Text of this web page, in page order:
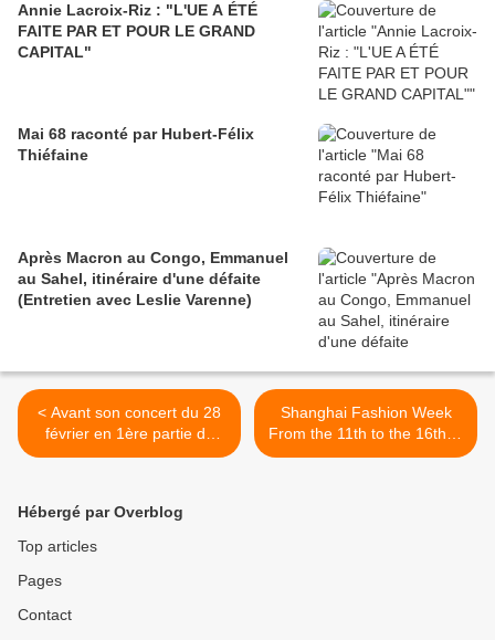
Annie Lacroix-Riz : "L'UE A ÉTÉ
FAITE PAR ET POUR LE GRAND
CAPITAL"
Mai 68 raconté par Hubert-Félix
Thiéfaine
Après Macron au Congo, Emmanuel
au Sahel, itinéraire d'une défaite
(Entretien avec Leslie Varenne)
< Avant son concert du 28
février en 1ère partie de
Princess Erika, Serge Kassy
Shanghai Fashion Week
From the 11th to the 16th of
April, Shanghai Fashion
Hébergé par Overblog
Top articles
Pages
Contact